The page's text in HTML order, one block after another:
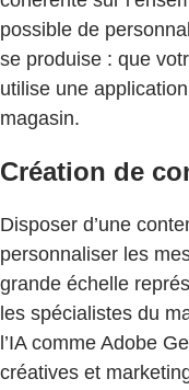
possible de
se produise : que
utilise une
magasin.
Création de
Disposer d’une
personnaliser les
grande échelle
les spécialistes du
l’IA comme Adobe
créatives et